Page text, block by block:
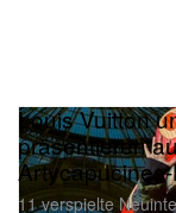
Louis Vuitton
präsentieren
11 verspielte